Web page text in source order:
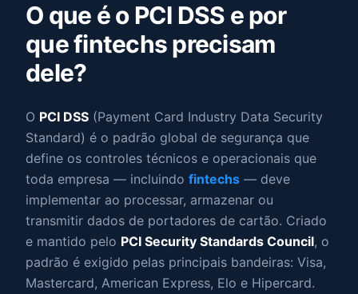
O que é o PCI DSS e por
que fintechs precisam
dele?
O PCI DSS (Payment Card Industry Data Security
Standard) é o padrão global de segurança que
define os controles técnicos e operacionais que
toda empresa — incluindo fintechs — deve
implementar ao processar, armazenar ou
transmitir dados de portadores de cartão. Criado
e mantido pelo PCI Security Standards Council, o
padrão é exigido pelas principais bandeiras: Visa,
Mastercard, American Express, Elo e Hipercard.